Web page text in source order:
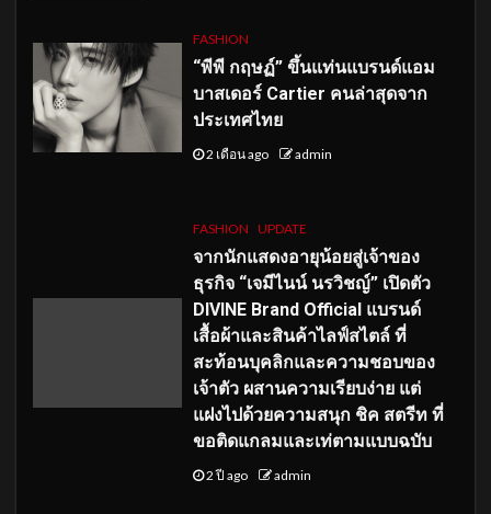
FASHION
“พีพี กฤษฏ์” ขึ้นแท่นแบรนด์แอม
บาสเดอร์ Cartier คนล่าสุดจาก
ประเทศไทย
2 เดือน ago admin
FASHION UPDATE
จากนักแสดงอายุน้อยสู่เจ้าของ
ธุรกิจ “เจมีไนน์ นรวิชญ์” เปิดตัว
DIVINE Brand Official แบรนด์
เสื้อผ้าและสินค้าไลฟ์สไตล์ ที่
สะท้อนบุคลิกและความชอบของ
เจ้าตัว ผสานความเรียบง่าย แต่
แฝงไปด้วยความสนุก ชิค สตรีท ที่
ขอติดแกลมและเท่ตามแบบฉบับ
2 ปี ago admin